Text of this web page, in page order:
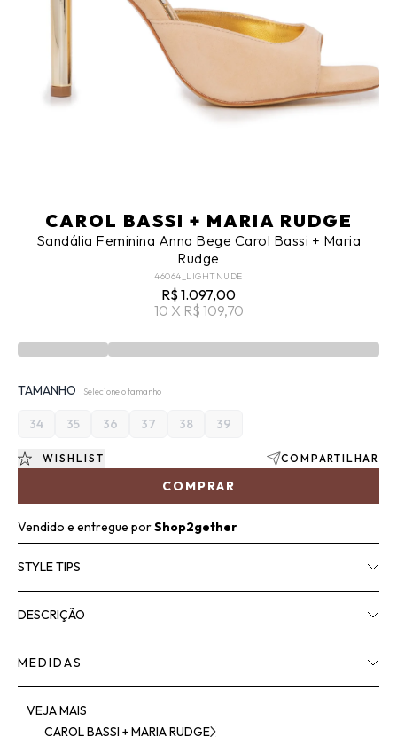
CAROL BASSI + MARIA RUDGE
Sandália Feminina Anna Bege Carol Bassi + Maria
Rudge
46064_LIGHTNUDE
R$ 1.097,00
10 X R$ 109,70
TAMANHO Selecione o tamanho
34 35 36 37 38 39
COMPRAR
WISHLIST COMPARTILHAR
Vendido e entregue porShop2gether
STYLE TIPS
DESCRIÇÃO
MEDIDAS
VEJA MAIS
CAROL BASSI + MARIA RUDGE